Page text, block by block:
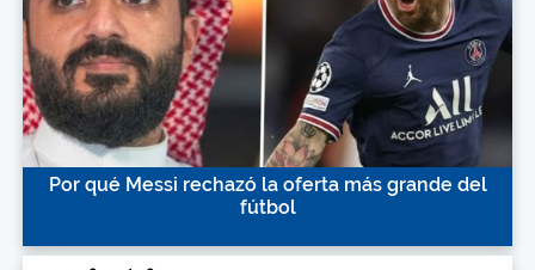
Por qué Messi rechazó la oferta más grande del
fútbol